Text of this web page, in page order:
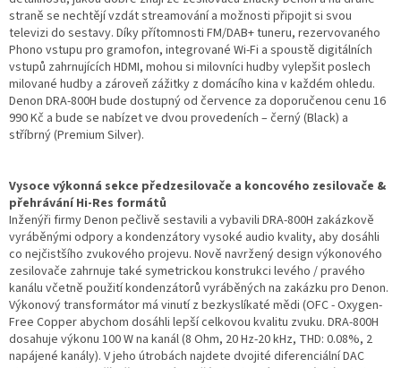
straně se nechtějí vzdát streamování a možnosti připojit si svou
televizi do sestavy. Díky přítomnosti FM/DAB+ tuneru, rezervovaného
Phono vstupu pro gramofon, integrované Wi-Fi a spoustě digitálních
vstupů zahrnujících HDMI, mohou si milovníci hudby vylepšit poslech
milované hudby a zároveň zážitky z domácího kina v každém ohledu.
Denon DRA-800H bude dostupný od července za doporučenou cenu 16
990 Kč a bude se nabízet ve dvou provedeních – černý (Black) a
stříbrný (Premium Silver).
Vysoce výkonná sekce předzesilovače a koncového zesilovače &
přehrávání Hi-Res formátů
Inženýři firmy Denon pečlivě sestavili a vybavili DRA-800H zakázkově
vyráběnými odpory a kondenzátory vysoké audio kvality, aby dosáhli
co nejčistšího zvukového projevu. Nově navržený design výkonového
zesilovače zahrnuje také symetrickou konstrukci levého / pravého
kanálu včetně použití kondenzátorů vyráběných na zakázku pro Denon.
Výkonový transformátor má vinutí z bezkyslíkaté mědi (OFC - Oxygen-
Free Copper abychom dosáhli lepší celkovou kvalitu zvuku. DRA-800H
dosahuje výkonu 100 W na kanál (8 Ohm, 20 Hz-20 kHz, THD: 0.08%, 2
napájené kanály). V jeho útrobách najdete dvojité diferenciální DAC